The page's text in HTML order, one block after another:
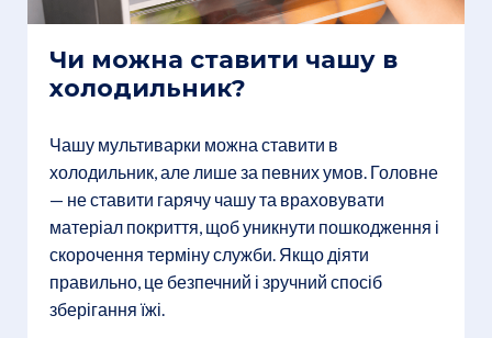
Чи можна ставити чашу в
холодильник?
Чашу мультиварки можна ставити в
холодильник, але лише за певних умов. Головне
— не ставити гарячу чашу та враховувати
матеріал покриття, щоб уникнути пошкодження і
скорочення терміну служби. Якщо діяти
правильно, це безпечний і зручний спосіб
зберігання їжі.